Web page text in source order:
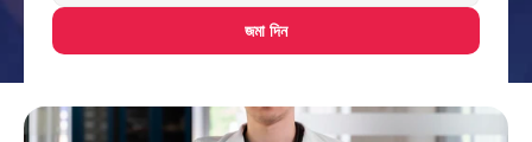
জমা দিন